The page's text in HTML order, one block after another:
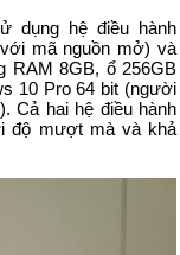
dụng hệ điều hành
mã nguồn mở) và
RAM 8GB, ổ 256GB
10 Pro 64 bit (người
Cả hai hệ điều hành
độ mượt mà và khả